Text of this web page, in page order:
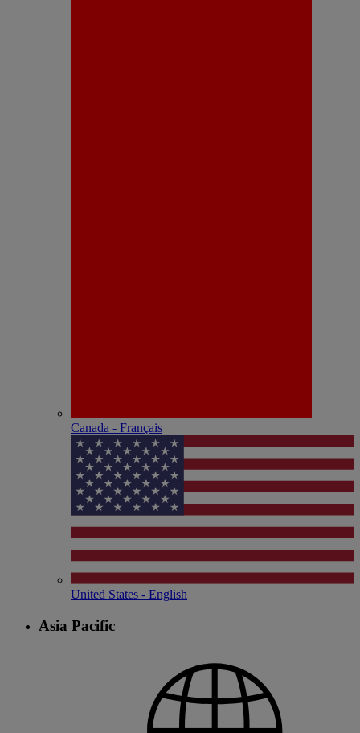
Canada - Français
United States - English
Asia Pacific